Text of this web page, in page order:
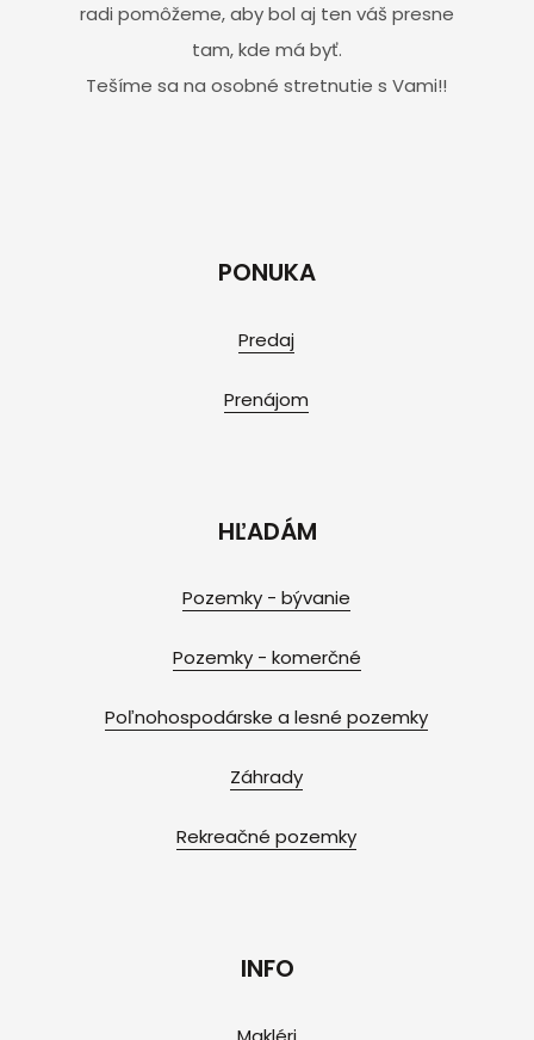
radi pomôžeme, aby bol aj ten váš presne
tam, kde má byť.
Tešíme sa na osobné stretnutie s Vami!!
PONUKA
Predaj
Prenájom
HĽADÁM
Pozemky - bývanie
Pozemky - komerčné
Poľnohospodárske a lesné pozemky
Záhrady
Rekreačné pozemky
INFO